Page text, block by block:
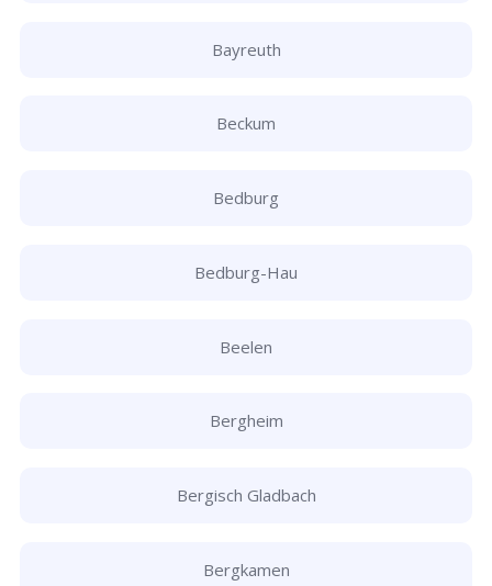
Bayreuth
Beckum
Bedburg
Bedburg-Hau
Beelen
Bergheim
Bergisch Gladbach
Bergkamen